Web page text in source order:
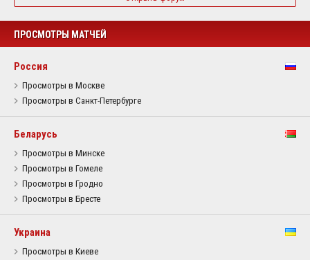
ПРОСМОТРЫ МАТЧЕЙ
Россия
Просмотры в Москве
Просмотры в Санкт-Петербурге
Беларусь
Просмотры в Минске
Просмотры в Гомеле
Просмотры в Гродно
Просмотры в Бресте
Украина
Просмотры в Киеве